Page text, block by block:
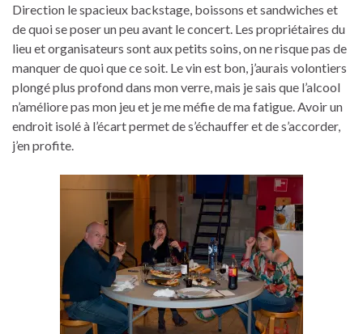
Direction le spacieux backstage, boissons et sandwiches et
de quoi se poser un peu avant le concert. Les propriétaires du
lieu et organisateurs sont aux petits soins, on ne risque pas de
manquer de quoi que ce soit. Le vin est bon, j’aurais volontiers
plongé plus profond dans mon verre, mais je sais que l’alcool
n’améliore pas mon jeu et je me méfie de ma fatigue. Avoir un
endroit isolé à l’écart permet de s’échauffer et de s’accorder,
j’en profite.